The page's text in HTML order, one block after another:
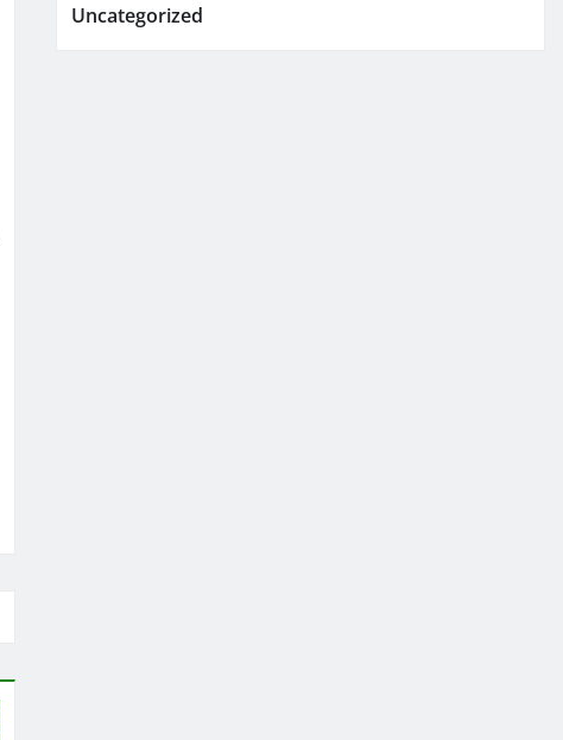
Uncategorized